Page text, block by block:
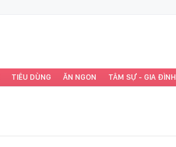
TIÊU DÙNG ĂN NGON TÂM SỰ - GIA ĐÌNH